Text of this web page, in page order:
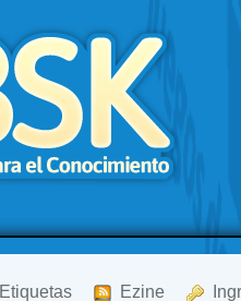
Etiquetas Ezine